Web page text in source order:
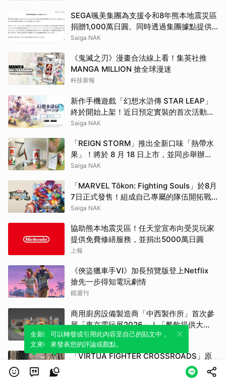
SEGA颯美集團為支援令和8年熊本地震災區
捐贈1,000萬日圓。同時透過集團據點提供
救援物資
Saiga NAK
《鬼滅之刃》漫畫合法線上看！集英社推
MANGA MILLION 搶全球漫迷
科技新報
新作手機遊戲「幻想水滸傳 STAR LEAP」
終於開始上架！近日預定實裝的首次活動資
訊同步解禁
Saiga NAK
「REIGN STORM」推出全新口味「熱帶水
果」！將於 8 月 18 日上市，並同步舉辦上
市紀念贈獎活動
Saiga NAK
「MARVEL Tōkon: Fighting Souls」於8月
7日正式發售！組成自己專屬的隊伍開拓戰
略吧
Saiga NAK
協助熊本地震災區！任天堂宣布向受災玩家
提供免費修繕服務，並捐出5000萬日圓
上報
《俠盜獵車手VI》加長預覽版登上Netflix
搶先一步得知電玩劇情
鏡週刊
商用廚房設備製造商「中西製作所」首次參
展「東京電玩展2026」！「餐飲提供大
師！」重製版與另類實境遊戲「CAREER
ANSWER」登場
Saiga NAK
「VIRTUA FIGHTER CROSSROADS」原
創歌曲「LEGACY」於Spotify等平台開始配
全新體驗！一鍵引用此內容，透過發布貼
文來輕鬆表達個人立場。
可以轉發或引用此內容至自己的貼文中，
來發表您的評論或觀點。